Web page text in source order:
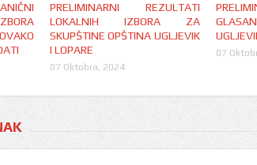
PRELIMINARNI REZULTATI
LOKALNIH IZBORA ZA
SKUPŠTINE OPŠTINA UGLJEVIK
I LOPARE
07 Oktobra, 2024
07